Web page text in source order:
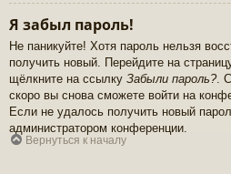
Я забыл пароль!
Не паникуйте! Хотя пароль нельзя
получить новый. Перейдите на
щёлкните на ссылку Забыли пароль?.
скоро вы снова сможете войти на
Если не удалось получить новый
администратором конференции.
Вернуться к началу